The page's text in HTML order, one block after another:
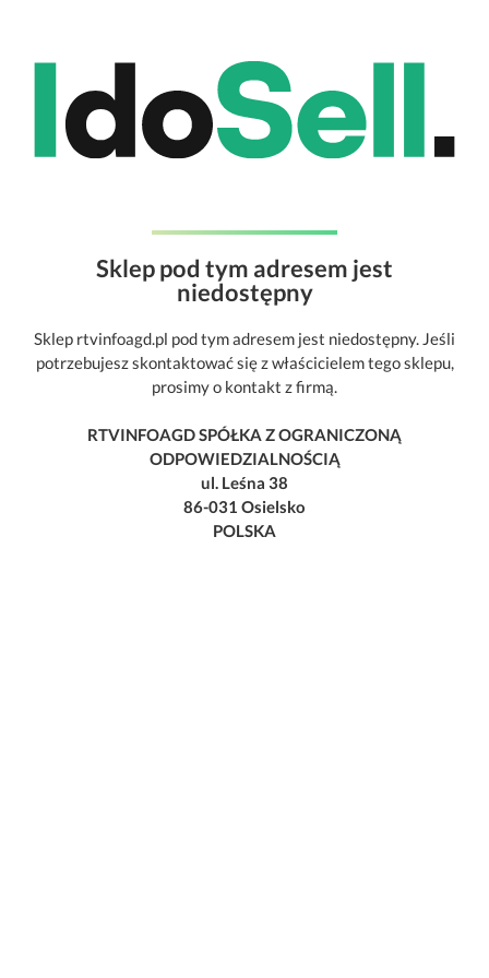
Sklep pod tym adresem jest
niedostępny
Sklep rtvinfoagd.pl pod tym adresem jest niedostępny. Jeśli
potrzebujesz skontaktować się z właścicielem tego sklepu,
prosimy o kontakt z firmą.
RTVINFOAGD SPÓŁKA Z OGRANICZONĄ
ODPOWIEDZIALNOŚCIĄ
ul. Leśna 38
86-031 Osielsko
POLSKA